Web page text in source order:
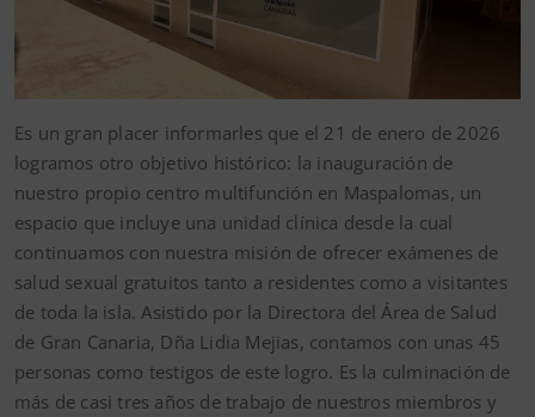
Es un gran placer informarles que el 21 de enero de 2026
logramos otro objetivo histórico: la inauguración de
nuestro propio centro multifunción en Maspalomas, un
espacio que incluye una unidad clínica desde la cual
continuamos con nuestra misión de ofrecer exámenes de
salud sexual gratuitos tanto a residentes como a visitantes
de toda la isla. Asistido por la Directora del Área de Salud
de Gran Canaria, Dña Lidia Mejias, contamos con unas 45
personas como testigos de este logro. Es la culminación de
más de casi tres años de trabajo de nuestros miembros y